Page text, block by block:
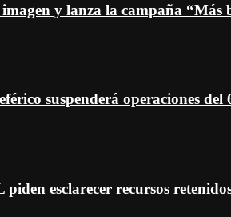
y lanza la campaña
suspenderá operaciones
esclarecer recursos